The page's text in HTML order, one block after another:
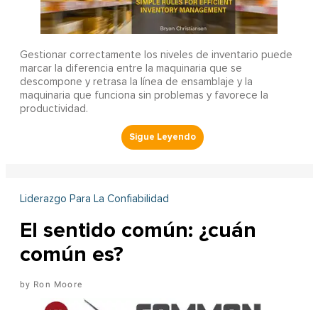
Gestionar correctamente los niveles de inventario puede
marcar la diferencia entre la maquinaria que se
descompone y retrasa la línea de ensamblaje y la
maquinaria que funciona sin problemas y favorece la
productividad.
Liderazgo Para La Confiabilidad
El sentido común: ¿cuán
común es?
Ron Moore